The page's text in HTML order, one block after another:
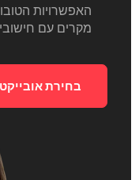
מקרים עם
בחירת אובייקט